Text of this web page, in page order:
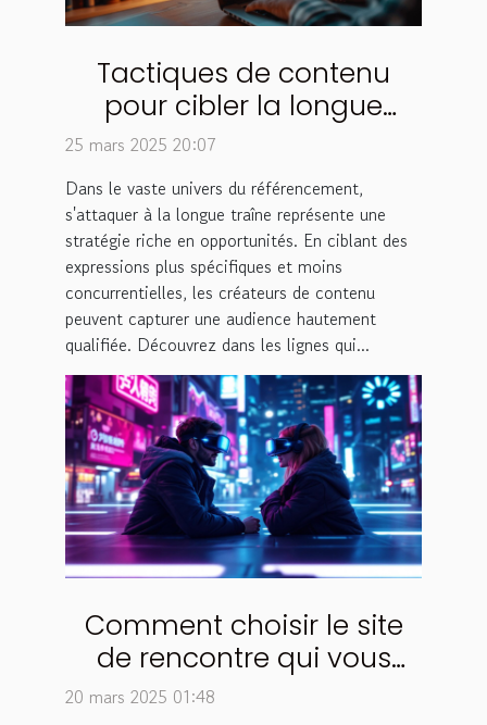
Tactiques de contenu
pour cibler la longue
traîne en SEO
25 mars 2025 20:07
Dans le vaste univers du référencement,
s'attaquer à la longue traîne représente une
stratégie riche en opportunités. En ciblant des
expressions plus spécifiques et moins
concurrentielles, les créateurs de contenu
peuvent capturer une audience hautement
qualifiée. Découvrez dans les lignes qui...
Comment choisir le site
de rencontre qui vous
correspond en 2025
20 mars 2025 01:48